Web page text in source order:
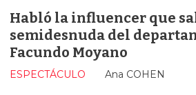
Habló la influencer que
semidesnuda del
Facundo Moyano
Ana COHEN
ESPECTÁCULO